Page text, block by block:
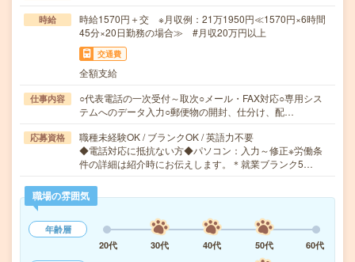
時給
時給1570円＋交 ※月収例：21万1950円≪1570円×6時間
45分×20日勤務の場合≫ #月収20万円以上
交通費
全額支給
仕事内容
○代表電話の一次受付～取次○メール・FAX対応○専用シス
テムへのデータ入力○郵便物の開封、仕分け、配…
応募資格
職種未経験OK / ブランクOK / 英語力不要
◆電話対応に抵抗ない方◆パソコン：入力～修正※労働条
件の詳細は紹介時にお伝えします。＊就業ブランク5…
職場の雰囲気
年齢層
20代
30代 40代 50代
60代